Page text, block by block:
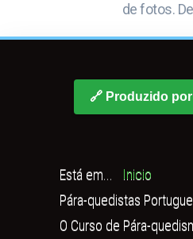
de fotos.
🔗 Produzido
Está em...
Inicio
Pára-quedistas
O Curso de Pára-